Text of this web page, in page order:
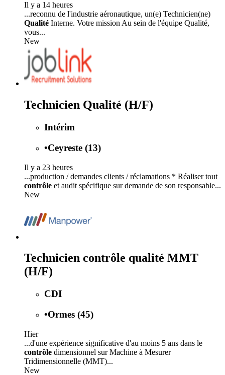
Il y a 14 heures
...reconnu de l'industrie aéronautique, un(e) Technicien(ne)
Qualité Interne. Votre mission Au sein de l'équipe Qualité,
vous...
New
Technicien Qualité (H/F)
Intérim
•Ceyreste (13)
Il y a 23 heures
...production / demandes clients / réclamations * Réaliser tout
contrôle et audit spécifique sur demande de son responsable...
New
Technicien contrôle qualité MMT
(H/F)
CDI
•Ormes (45)
Hier
...d'une expérience significative d'au moins 5 ans dans le
contrôle dimensionnel sur Machine à Mesurer
Tridimensionnelle (MMT)...
New